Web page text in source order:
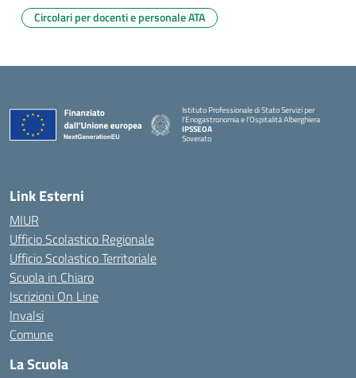
Circolari per docenti e personale ATA
Istituto Professionale di Stato Servizi per
l'Enogastronomia e l'Ospitalità Alberghiera
IPSSEOA
Soverato
Link Esterni
MIUR
Ufficio Scolastico Regionale
Ufficio Scolastico Territoriale
Scuola in Chiaro
Iscrizioni On Line
Invalsi
Comune
La Scuola